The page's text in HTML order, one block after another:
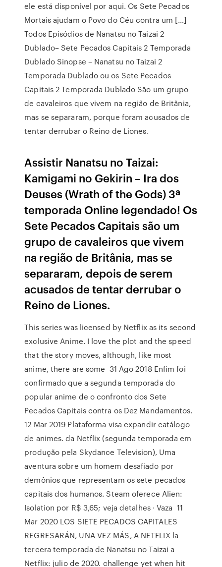
ele está disponível por aqui. Os Sete Pecados
Mortais ajudam o Povo do Céu contra um […]
Todos Episódios de Nanatsu no Taizai 2
Dublado– Sete Pecados Capitais 2 Temporada
Dublado Sinopse – Nanatsu no Taizai 2
Temporada Dublado ou os Sete Pecados
Capitais 2 Temporada Dublado São um grupo
de cavaleiros que vivem na região de Britânia,
mas se separaram, porque foram acusados de
tentar derrubar o Reino de Liones.
Assistir Nanatsu no Taizai:
Kamigami no Gekirin – Ira dos
Deuses (Wrath of the Gods) 3ª
temporada Online legendado! Os
Sete Pecados Capitais são um
grupo de cavaleiros que vivem
na região de Britânia, mas se
separaram, depois de serem
acusados de tentar derrubar o
Reino de Liones.
This series was licensed by Netflix as its second
exclusive Anime. I love the plot and the speed
that the story moves, although, like most
anime, there are some 31 Ago 2018 Enfim foi
confirmado que a segunda temporada do
popular anime de o confronto dos Sete
Pecados Capitais contra os Dez Mandamentos.
12 Mar 2019 Plataforma visa expandir catálogo
de animes. da Netflix (segunda temporada em
produção pela Skydance Television), Uma
aventura sobre um homem desafiado por
demônios que representam os sete pecados
capitais dos humanos. Steam oferece Alien:
Isolation por R$ 3,65; veja detalhes · Vaza 11
Mar 2020 LOS SIETE PECADOS CAPITALES
REGRESARÁN, UNA VEZ MÁS, A NETFLIX la
tercera temporada de Nanatsu no Taizai a
Netflix: julio de 2020. challenge yet when hit